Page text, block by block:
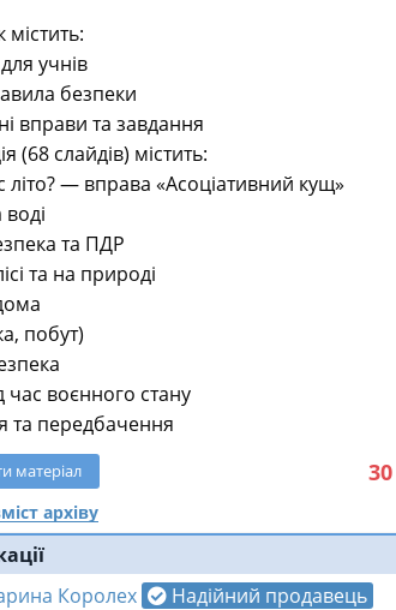
учнів
безпеки
вправи та завдання
(68 слайдів) містить:
— вправа «Асоціативний кущ»
та ПДР
та на природі
побут)
час воєнного стану
та передбачення
30
матеріал
архіву
Королех
Надійний продавець